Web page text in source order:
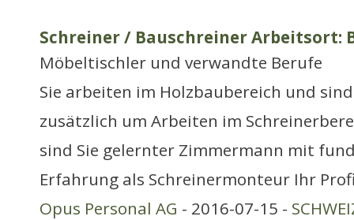
Schreiner / Bauschreiner Arbeitsort:
Möbeltischler und verwandte Berufe
Sie arbeiten im Holzbaubereich und
zusätzlich um Arbeiten im
sind Sie gelernter Zimmermann mit
Erfahrung als Schreinermonteur Ihr
Opus Personal AG - 2016-07-15 -